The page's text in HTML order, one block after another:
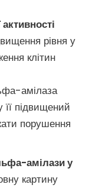
рівня у
клітин
амілаза
підвищений
порушення
амілази у
картину